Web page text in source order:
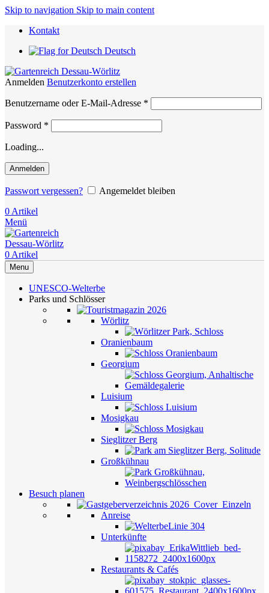
Skip to navigation Skip to main content
Kontakt
Deutsch
Anmelden Benutzerkonto erstellen
Benutzername oder E-Mail-Adresse *
Password *
Loading...
Anmelden
Passwort vergessen?
Angemeldet bleiben
0 Artikel
Menü
0 Artikel
Menu
UNESCO-Welterbe
Parks und Schlösser
Wörlitz
Oranienbaum
Georgium
Luisium
Mosigkau
Sieglitzer Berg
Großkühnau
Besuch planen
Anreise
Unterkünfte
Restaurants & Cafés